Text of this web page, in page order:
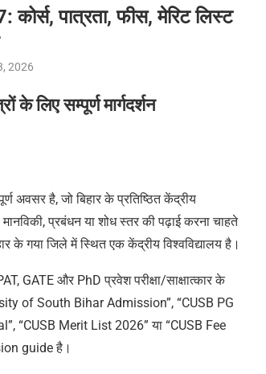
पात्रता, फीस, मेरिट लिस्ट
2026
के लिएसम्पूर्ण मार्गदर्शन
अवसर है, जो बिहारकेप्रतिष्ठित केंद्रीय
मानविकी, प्रबंधन या शोध स्तर की पढ़ाई करना चाहते
के गया जिले में स्थित एक केंद्रीय विश्वविद्यालय है।
GATE और PhD प्रवेश परीक्षा/साक्षात्कार के
of South Bihar Admission”, “CUSB PG
“CUSB Merit List 2026” या “CUSB Fee
guide है।